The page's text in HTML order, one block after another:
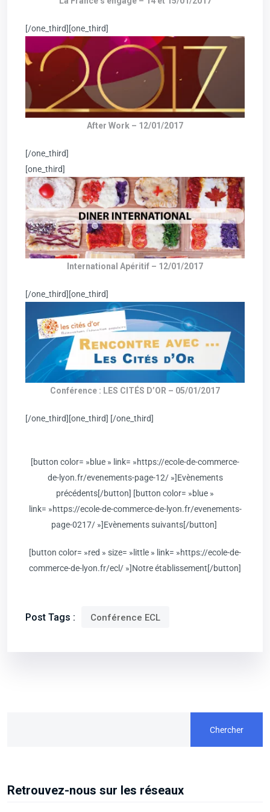
[/one_third][one_third]
After Work – 12/01/2017
[/one_third]
[one_third]
International Apéritif – 12/01/2017
[/one_third][one_third]
Conférence : LES CITÉS D’OR – 05/01/2017
[/one_third][one_third] [/one_third]
[button color= »blue » link= »https://ecole-de-commerce-
de-lyon.fr/evenements-page-12/ »]Evènements
précédents[/button] [button color= »blue »
link= »https://ecole-de-commerce-de-lyon.fr/evenements-
page-0217/ »]Evènements suivants[/button]
[button color= »red » size= »little » link= »https://ecole-de-
commerce-de-lyon.fr/ecl/ »]Notre établissement[/button]
Post Tags : Conférence ECL
Chercher
Retrouvez-nous sur les réseaux